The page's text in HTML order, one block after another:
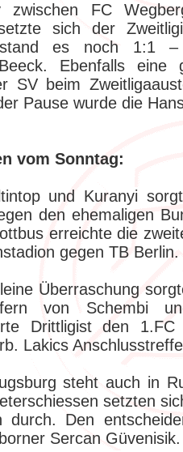
zwischen FC
sich der
es noch 1:1 –
Beeck. Ebenfalls
SV beim
Pause wurde die
vom Sonntag:
und Kuranyi
den ehemaligen
erreichte die
gegen TB Berlin.
Überraschung
von Schembi
Drittligist den
Lakics
steht auch in
setzten
durch. Den
Sercan Güvenisik.